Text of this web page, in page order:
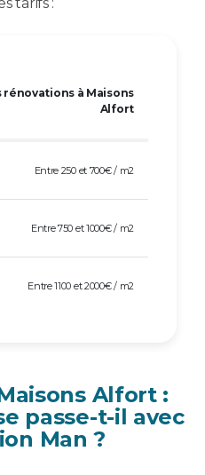
rénovations à Maisons
Alfort
Entre 250 et 700€ / m2
Entre 750 et 1000€ / m2
Entre 1100 et 2000€ / m2
Alfort :
passe-t-il avec
Man ?